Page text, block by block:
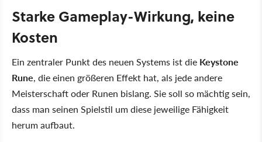
Starke Gameplay-Wirkung, keine
Kosten
Ein zentraler Punkt des neuen Systems ist die Keystone
Rune, die einen größeren Effekt hat, als jede andere
Meisterschaft oder Runen bislang. Sie soll so mächtig sein,
dass man seinen Spielstil um diese jeweilige Fähigkeit
herum aufbaut.